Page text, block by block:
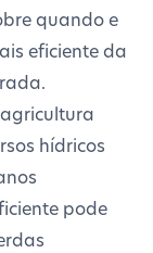
quando e
eficiente da
hídricos
pode